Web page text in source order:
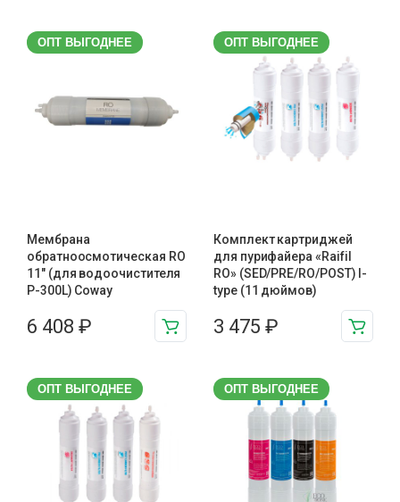
ОПТ ВЫГОДНЕЕ
Мембрана
обратноосмотическая RO
11″ (для водоочистителя
P-300L) Coway
6 408 ₽
ОПТ ВЫГОДНЕЕ
Комплект картриджей
для пурифайера «Raifil
RO» (SED/PRE/RO/POST) I-
type (11 дюймов)
3 475 ₽
ОПТ ВЫГОДНЕЕ ОПТ ВЫГОДНЕЕ